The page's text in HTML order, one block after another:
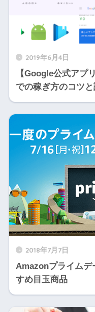
2019年6月4日
【Google公式アプ
での稼ぎ方のコツと
2018年7月7日
Amazonプライムデ
すめ目玉商品